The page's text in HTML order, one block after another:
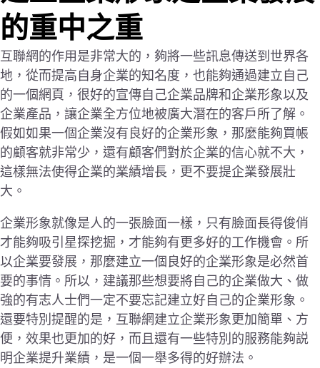
的重中之重
互聯網的作用是非常大的，夠將一些訊息傳送到世界各
地，從而提高自身企業的知名度，也能夠通過建立自己
的一個網頁，很好的宣傳自己企業品牌和企業形象以及
企業產品，讓企業全方位地被廣大潛在的客戶所了解。
假如如果一個企業沒有良好的企業形象，那麼能夠買帳
的顧客就非常少，還有顧客們對於企業的信心就不大，
這樣無法使得企業的業績增長，更不要提企業發展壯
大。
企業形象就像是人的一張臉面一樣，只有臉面長得俊俏
才能夠吸引星探挖掘，才能夠有更多好的工作機會。所
以企業要發展，那麼建立一個良好的企業形象是必然首
要的事情。所以，建議那些想要將自己的企業做大、做
強的有志人士們一定不要忘記建立好自己的企業形象。
還要特別提醒的是，互聯網建立企業形象更加簡單、方
便，效果也更加的好，而且還有一些特別的服務能夠説
明企業提升業績，是一個一舉多得的好辦法。